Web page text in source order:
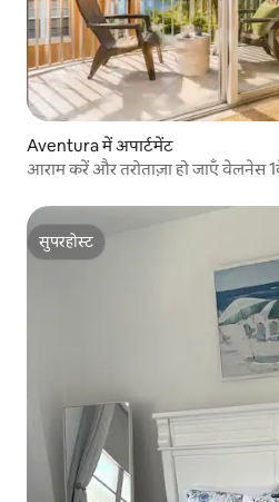
Aventura में अपार्टमेंट
आराम करें और तरोताज़ा हो जाएँ वेलनेस
सुपरहोस्ट
सुपरहोस्ट